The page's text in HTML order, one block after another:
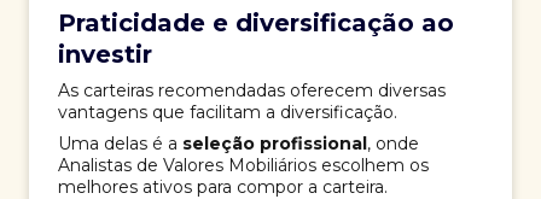
Praticidade e diversificação ao
investir
As carteiras recomendadas oferecem diversas
vantagens que facilitam a diversificação.
Uma delas é a seleção profissional, onde
Analistas de Valores Mobiliários escolhem os
melhores ativos para compor a carteira.